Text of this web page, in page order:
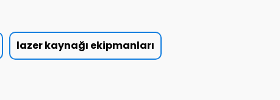
lazer kaynağı ekipmanları